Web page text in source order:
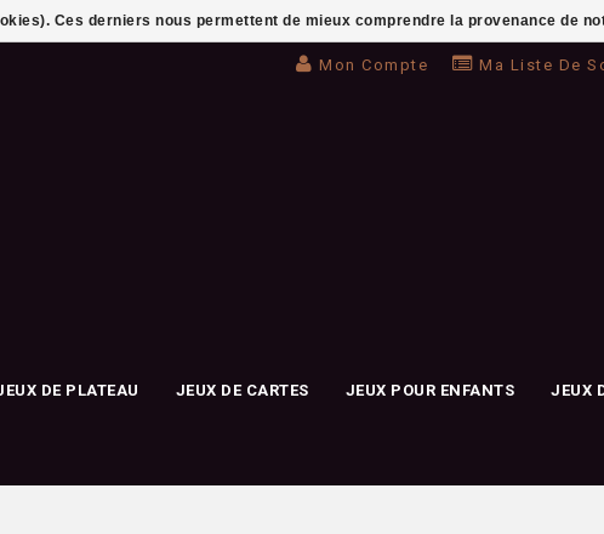
Mon Compte Ma Liste De
DE PLATEAU JEUX DE CARTES JEUX POUR ENFANTS JEUX
Ces derniers nous permettent de mieux comprendre la provenance de